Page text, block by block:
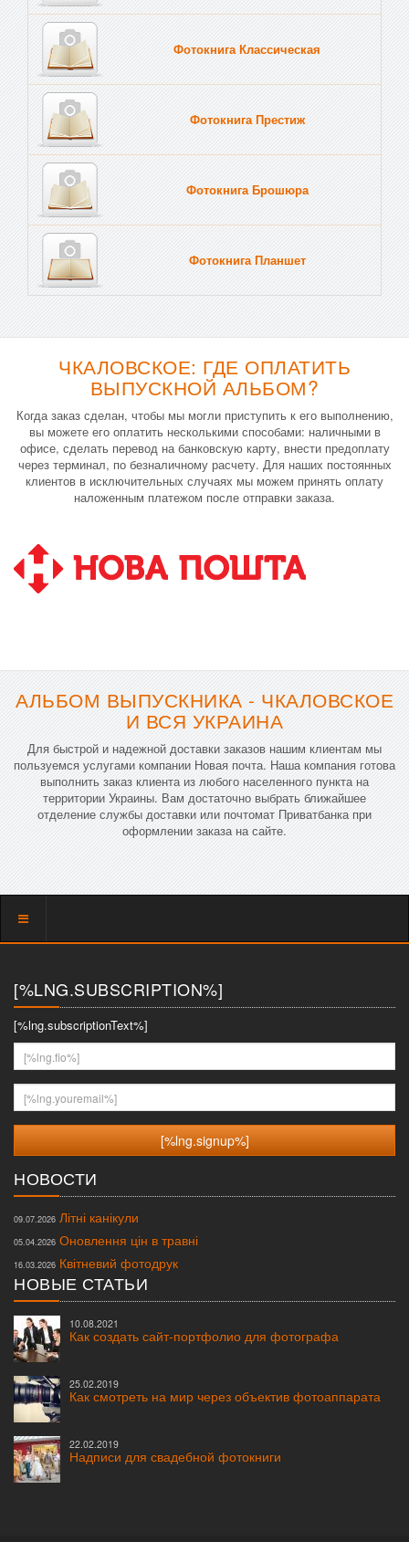
Фотокнига Классическая
Фотокнига Престиж
Фотокнига Брошюра
Фотокнига Планшет
ЧКАЛОВСКОЕ: ГДЕ ОПЛАТИТЬ
ВЫПУСКНОЙ АЛЬБОМ?
Когда заказ сделан, чтобы мы могли приступить к его выполнению,
вы можете его оплатить несколькими способами: наличными в
офисе, сделать перевод на банковскую карту, внести предоплату
через терминал, по безналичному расчету. Для наших постоянных
клиентов в исключительных случаях мы можем принять оплату
наложенным платежом после отправки заказа.
АЛЬБОМ ВЫПУСКНИКА - ЧКАЛОВСКОЕ
И ВСЯ УКРАИНА
Для быстрой и надежной доставки заказов нашим клиентам мы
пользуемся услугами компании Новая почта. Наша компания готова
выполнить заказ клиента из любого населенного пункта на
территории Украины. Вам достаточно выбрать ближайшее
отделение службы доставки или почтомат Приватбанка при
оформлении заказа на сайте.
Показать
[%LNG.SUBSCRIPTION%]
[%lng.subscriptionText%]
[%lng.fio%]
[%lng.youremail%]
НОВОСТИ
09.07.2026 Літні канікули
05.04.2026 Оновлення цін в травні
16.03.2026 Квітневий фотодрук
НОВЫЕ СТАТЬИ
10.08.2021
Как создать сайт-портфолио для фотографа
25.02.2019
Как смотреть на мир через объектив фотоаппарата
22.02.2019
Надписи для свадебной фотокниги